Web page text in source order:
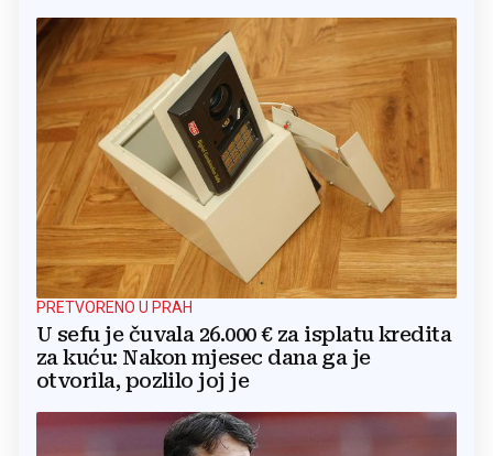
PRETVORENO U PRAH
U sefu je čuvala 26.000 € za isplatu kredita
za kuću: Nakon mjesec dana ga je
otvorila, pozlilo joj je